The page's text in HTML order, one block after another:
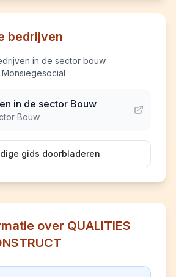
bedrijven
in de sector bouw
in de sector Bouw
Bouw
gids doorbladeren
over QUALITIES